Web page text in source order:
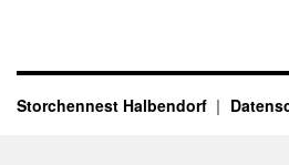
Storchennest Halbendorf